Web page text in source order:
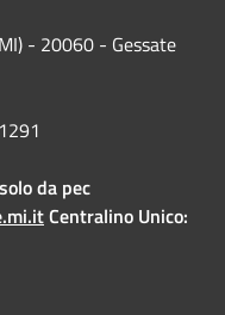
- 20060 - Gessate
solo da pec
Centralino Unico: